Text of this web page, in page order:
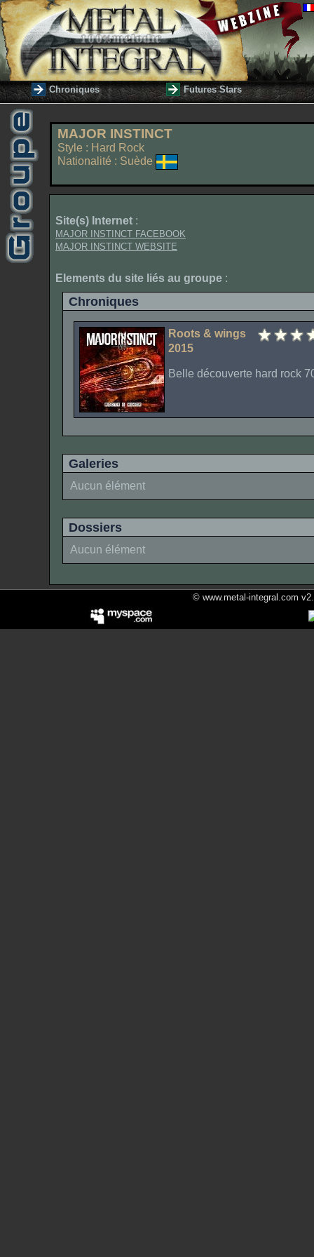
Chroniques Futures Stars
MAJOR INSTINCT
Style : Hard Rock
Nationalité : Suède
Site(s) Internet :
MAJOR INSTINCT FACEBOOK
MAJOR INSTINCT WEBSITE
Elements du site liés au groupe :
Chroniques
Roots & wings
2015
Belle découverte hard rock
Galeries
Aucun élément
Dossiers
Aucun élément
© www.metal-integral.com